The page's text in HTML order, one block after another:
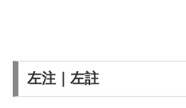
左注｜左註